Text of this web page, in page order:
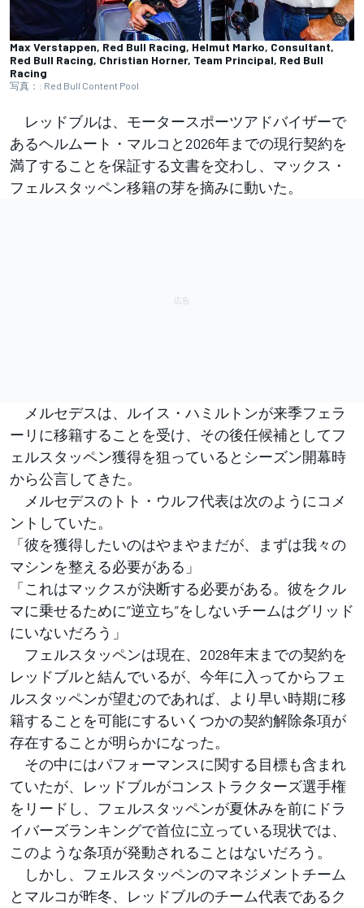
Max Verstappen, Red Bull Racing, Helmut Marko, Consultant,
Red Bull Racing, Christian Horner, Team Principal, Red Bull
Racing
写真：: Red Bull Content Pool
レッドブルは、モータースポーツアドバイザーで
あるヘルムート・マルコと2026年までの現行契約を
満了することを保証する文書を交わし、マックス・
フェルスタッペン移籍の芽を摘みに動いた。
メルセデスは、ルイス・ハミルトンが来季フェラ
ーリに移籍することを受け、その後任候補としてフ
ェルスタッペン獲得を狙っているとシーズン開幕時
から公言してきた。
メルセデスのトト・ウルフ代表は次のようにコメ
ントしていた。
「彼を獲得したいのはやまやまだが、まずは我々の
マシンを整える必要がある」
「これはマックスが決断する必要がある。彼をクル
マに乗せるために”逆立ち”をしないチームはグリッド
にいないだろう」
フェルスタッペンは現在、2028年末までの契約を
レッドブルと結んでいるが、今年に入ってからフェ
ルスタッペンが望むのであれば、より早い時期に移
籍することを可能にするいくつかの契約解除条項が
存在することが明らかになった。
その中にはパフォーマンスに関する目標も含まれ
ていたが、レッドブルがコンストラクターズ選手権
をリードし、フェルスタッペンが夏休みを前にドラ
イバーズランキングで首位に立っている現状では、
このような条項が発動されることはないだろう。
しかし、フェルスタッペンのマネジメントチーム
とマルコが昨冬、レッドブルのチーム代表であるク